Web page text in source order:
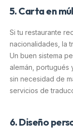
5. Carta en
Si tu restaurante
nacionalidades, la
Un buen sistema
alemán, portugués
sin necesidad de
servicios de
6. Diseño